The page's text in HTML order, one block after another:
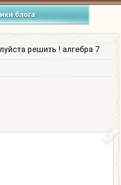
блога
решить ! алгебра 7